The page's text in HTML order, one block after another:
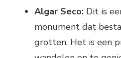
Algar Seco: Dit is
monument dat
grotten. Het is een